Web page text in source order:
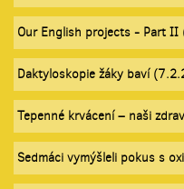
Our English projects - Part
Daktyloskopie žáky baví
Tepenné krvácení – naši
Sedmáci vymýšleli pokus s